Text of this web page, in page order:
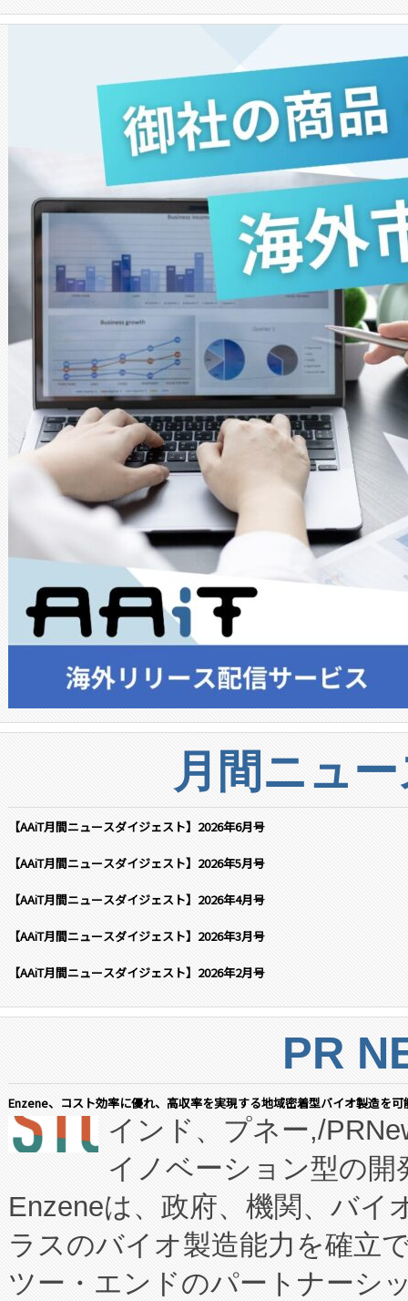
月間ニュ
【AAiT月間ニュースダイジェスト】2026年6月号
【AAiT月間ニュースダイジェスト】2026年5月号
【AAiT月間ニュースダイジェスト】2026年4月号
【AAiT月間ニュースダイジェスト】2026年3月号
【AAiT月間ニュースダイジェスト】2026年2月号
PR
Enzene、コスト効率に優れ、高収率を実現する地域密着型バイオ製造を
インド、プネー,/
イノベーション型の
Enzeneは、政府、機関、バイ
ラスのバイオ製造能力を確立
ツー・エンドのパートナーシ